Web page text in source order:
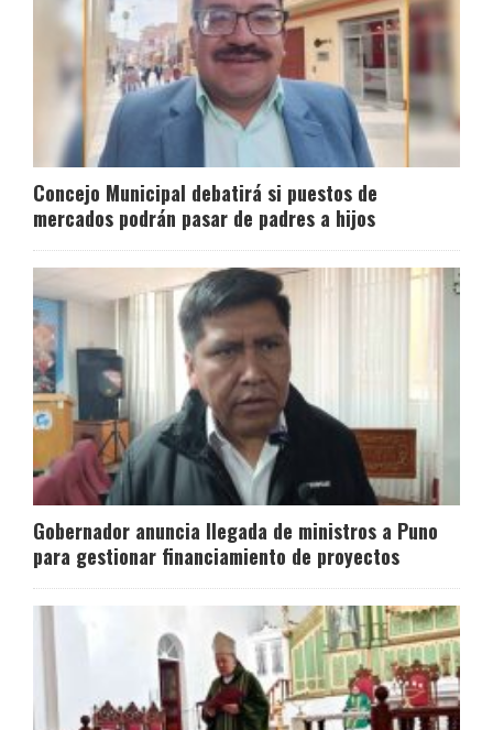
Concejo Municipal debatirá si puestos de
mercados podrán pasar de padres a hijos
Gobernador anuncia llegada de ministros a Puno
para gestionar financiamiento de proyectos